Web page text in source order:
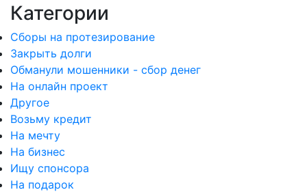
Категории
Сборы на протезирование
Закрыть долги
Обманули мошенники - сбор денег
На онлайн проект
Другое
Возьму кредит
На мечту
На бизнес
Ищу спонсора
На подарок